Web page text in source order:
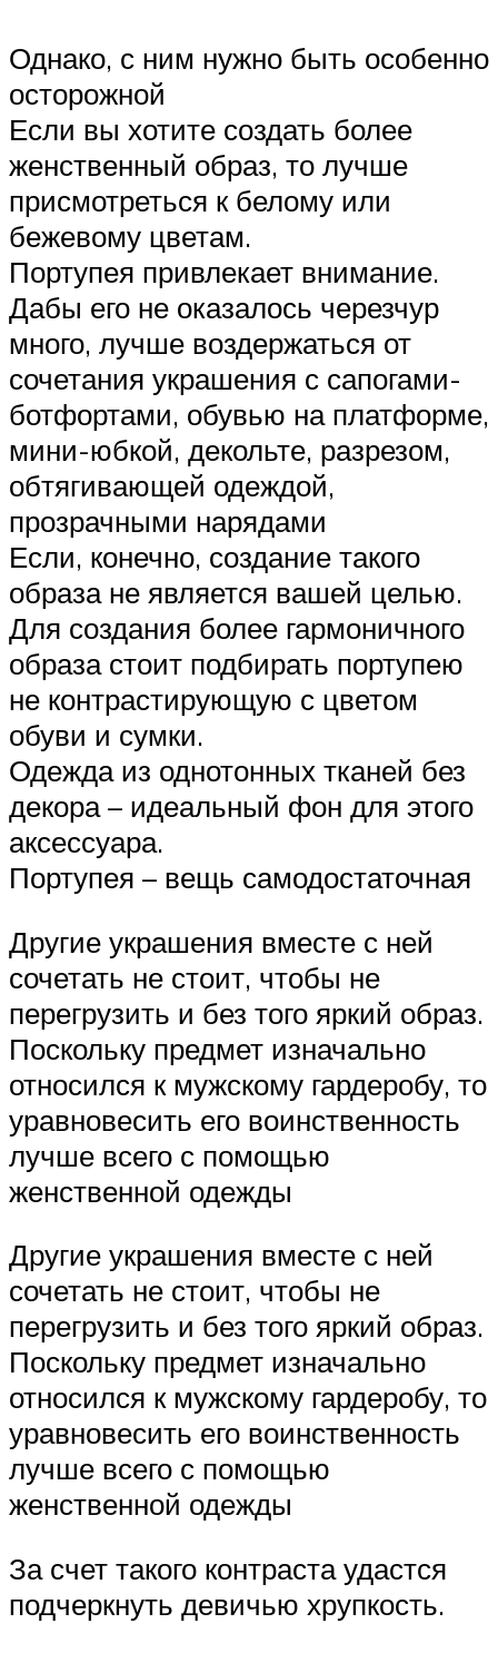
Однако, с ним нужно быть особенно
осторожной
Если вы хотите создать более
женственный образ, то лучше
присмотреться к белому или
бежевому цветам.
Портупея привлекает внимание.
Дабы его не оказалось черезчур
много, лучше воздержаться от
сочетания украшения с сапогами-
ботфортами, обувью на платформе,
мини-юбкой, декольте, разрезом,
обтягивающей одеждой,
прозрачными нарядами
Если, конечно, создание такого
образа не является вашей целью.
Для создания более гармоничного
образа стоит подбирать портупею
не контрастирующую с цветом
обуви и сумки.
Одежда из однотонных тканей без
декора – идеальный фон для этого
аксессуара.
Портупея – вещь самодостаточная
Другие украшения вместе с ней
сочетать не стоит, чтобы не
перегрузить и без того яркий образ.
Поскольку предмет изначально
относился к мужскому гардеробу, то
уравновесить его воинственность
лучше всего с помощью
женственной одежды
Другие украшения вместе с ней
сочетать не стоит, чтобы не
перегрузить и без того яркий образ.
Поскольку предмет изначально
относился к мужскому гардеробу, то
уравновесить его воинственность
лучше всего с помощью
женственной одежды
За счет такого контраста удастся
подчеркнуть девичью хрупкость.